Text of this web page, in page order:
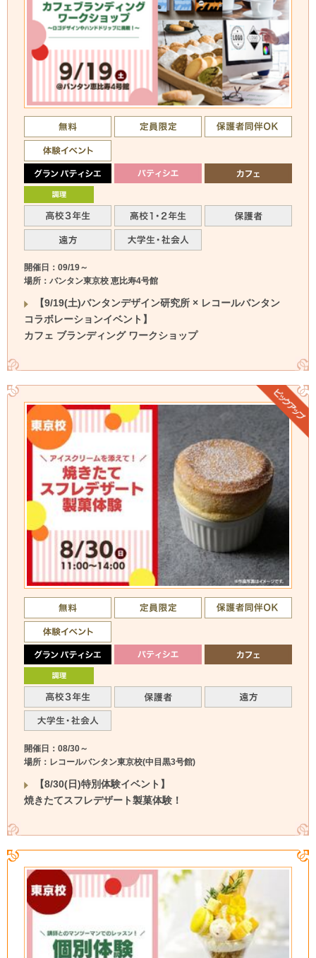
開催日：09/19～
場所：バンタン東京校 恵比寿4号館
【9/19(土)バンタンデザイン研究所 × レコールバンタン
コラボレーションイベント】
カフェ ブランディング ワークショップ
開催日：08/30～
場所：レコールバンタン東京校(中目黒3号館)
【8/30(日)特別体験イベント】
焼きたてスフレデザート製菓体験！